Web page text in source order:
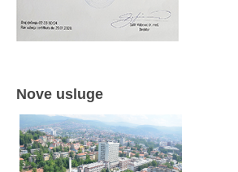
Nove usluge